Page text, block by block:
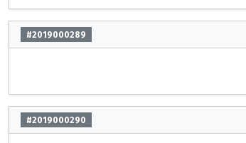
#2019000289
#2019000290